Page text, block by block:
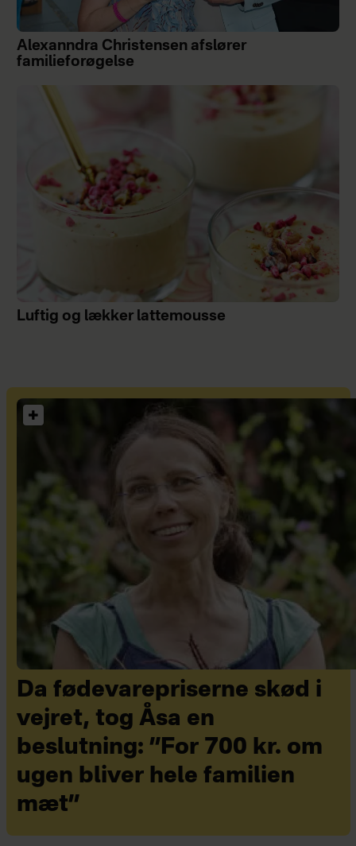
Alexanndra Christensen afslører
familieforøgelse
Luftig og lækker lattemousse
Da fødevarepriserne skød i
vejret, tog Åsa en
beslutning: ”For 700 kr. om
ugen bliver hele familien
mæt”